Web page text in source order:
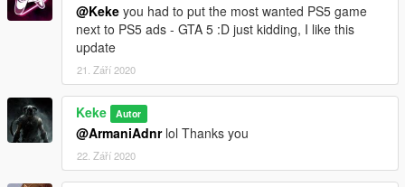
@Keke you had to put the most wanted PS5 game
next to PS5 ads - GTA 5 :D just kidding, I like this
update
21. Září 2020
Keke Autor
@ArmaniAdnrlol Thanks you
22. Září 2020